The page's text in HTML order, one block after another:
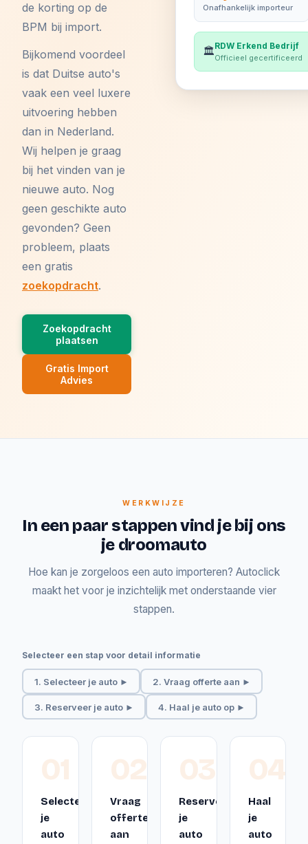
de korting op de
BPM bij import.
Bijkomend voordeel
is dat Duitse auto's
vaak een veel luxere
uitvoering hebben
dan in Nederland.
Wij helpen je graag
bij het vinden van je
nieuwe auto. Nog
geen geschikte auto
gevonden? Geen
probleem, plaats
een gratis
zoekopdracht.
Zoekopdracht
plaatsen
Gratis Import
Advies
Onafhankelijk importeur
🏛️RDW Erkend Bedrijf
Officieel gecertificeerd
WERKWIJZE
In een paar stappen vind je bij ons
je droomauto
Hoe kan je zorgeloos een auto importeren? Autoclick
maakt het voor je inzichtelijk met onderstaande vier
stappen.
Selecteer een stap voor detail informatie
1. Selecteer je auto ► 2. Vraag offerte aan ►
3. Reserveer je auto ► 4. Haal je auto op ►
01
Selecteer
je
auto
02
Vraag
offerte
aan
03
Reserveer
je
auto
04
Haal
je
auto